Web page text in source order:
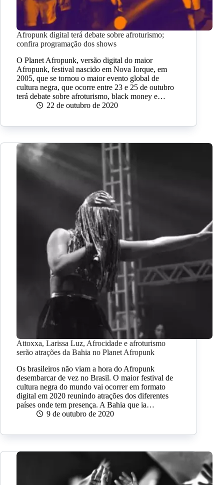
Afropunk digital terá debate sobre afroturismo;
confira programação dos shows
O Planet Afropunk, versão digital do maior
Afropunk, festival nascido em Nova Iorque, em
2005, que se tornou o maior evento global de
cultura negra, que ocorre entre 23 e 25 de outubro
terá debate sobre afroturismo, black money e…
22 de outubro de 2020
Attoxxa, Larissa Luz, Afrocidade e afroturismo
serão atrações da Bahia no Planet Afropunk
Os brasileiros não viam a hora do Afropunk
desembarcar de vez no Brasil. O maior festival de
cultura negra do mundo vai ocorrer em formato
digital em 2020 reunindo atrações dos diferentes
países onde tem presença. A Bahia que ia…
9 de outubro de 2020